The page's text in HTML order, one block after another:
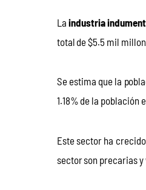
La industria
total de $5.5 mil
Se estima que la
1.18% de la
Este sector ha
sector son precarias